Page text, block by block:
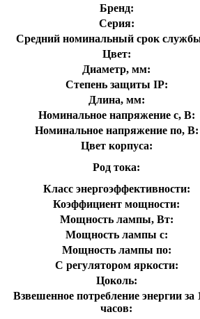
Бренд:
Серия:
Средний номинальный срок
Цвет:
Диаметр, мм:
Степень защиты IP:
Длина, мм:
Номинальное напряжение с, В:
Номинальное напряжение по, В:
Цвет корпуса:
Род тока:
Класс энергоэффективности:
Коэффициент мощности:
Мощность лампы, Вт:
Мощность лампы с:
Мощность лампы по:
С регулятором яркости:
Цоколь:
Взвешенное потребление энергии за
часов: